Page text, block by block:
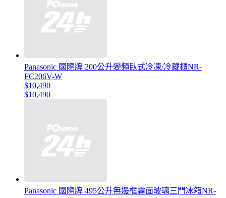
Panasonic 國際牌 200公升變頻臥式冷凍/冷藏櫃NR-
FC206V-W
$10,490
$10,490
Panasonic 國際牌 495公升無邊框霧面玻璃三門冰箱NR-